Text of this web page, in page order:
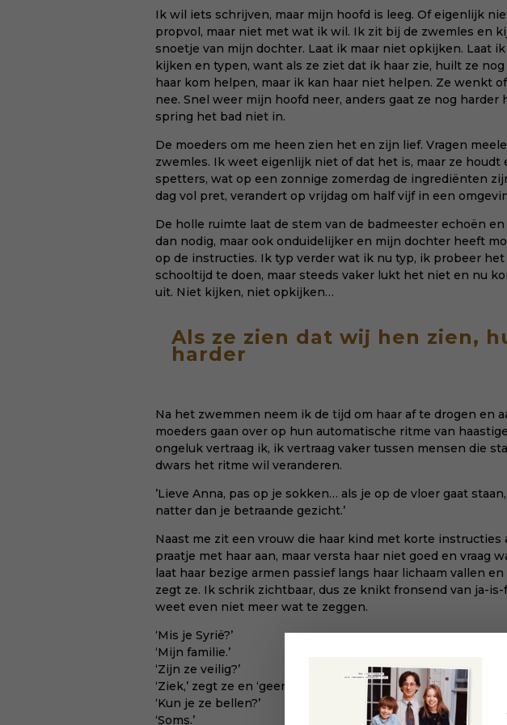
Ik wil iets schrijven, maar mijn hoofd is leeg. Of eigenlijk
propvol, maar niet met wat ik wil. Ik zit bij de zwemles en
snoetje van mijn dochter. Laat ik maar niet opkijken. Laat
kijken en typen, want als ze ziet dat ik haar zie, huilt ze
haar kom helpen, maar ik kan haar niet helpen. Ze wenkt
nee. Snel weer mijn hoofd neer, anders gaat ze nog harder
spring het bad niet in.
De moeders om me heen zien het en zijn lief. Vragen
zwemles. Ik weet eigenlijk niet of dat het is, maar ze houdt
spetters, wat op een zonnige zomerdag de ingrediënten
dag vol pret, verandert op vrijdag om half vijf in een
De holle ruimte laat de stem van de badmeester echoën
dan nodig, maar ook onduidelijker en mijn dochter heeft
op de instructies. Ik typ verder wat ik nu typ, ik probeer
schooltijd te doen, maar steeds vaker lukt het niet en nu
uit. Niet kijken, niet opkijken…
Als ze zien dat wij hen zien,
harder
Na het zwemmen neem ik de tijd om haar af te drogen en
moeders gaan over op hun automatische ritme van
ongeluk vertraag ik, ik vertraag vaker tussen mensen die
dwars het ritme wil veranderen.
’Lieve Anna, pas op je sokken… als je op de vloer gaat
natter dan je betraande gezicht.’
Naast me zit een vrouw die haar kind met korte instructies
praatje met haar aan, maar versta haar niet goed en vraag
laat haar bezige armen passief langs haar lichaam vallen en
zegt ze. Ik schrik zichtbaar, dus ze knikt fronsend van ja-
weet even niet meer wat te zeggen.
‘Mis je Syrië?’
‘Mijn familie.’
‘Zijn ze veilig?’
‘Ziek,’ zegt ze en ‘geen ziekenhuis meer, bommen.’
‘Kun je ze bellen?’
‘Soms.’